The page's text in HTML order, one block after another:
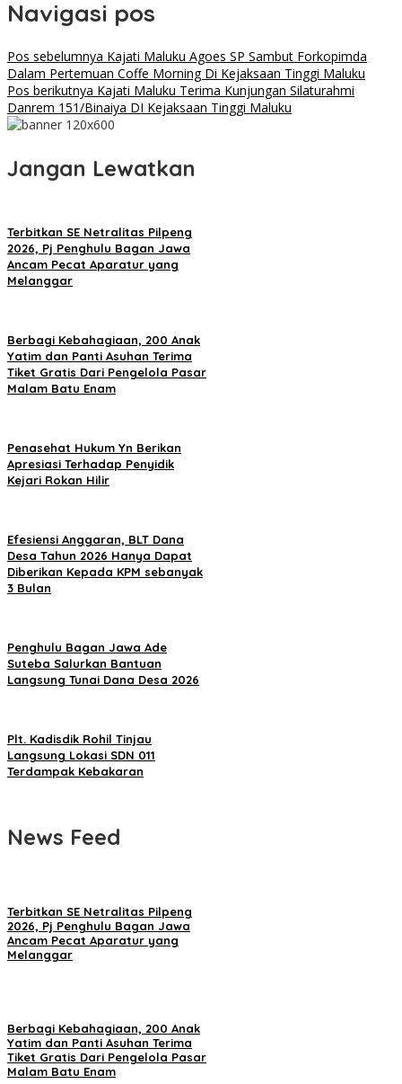
Navigasi pos
Pos sebelumnya Kajati Maluku Agoes SP Sambut Forkopimda
Dalam Pertemuan Coffe Morning Di Kejaksaan Tinggi Maluku
Pos berikutnya Kajati Maluku Terima Kunjungan Silaturahmi
Danrem 151/Binaiya DI Kejaksaan Tinggi Maluku
Jangan Lewatkan
Terbitkan SE Netralitas Pilpeng
2026, Pj Penghulu Bagan Jawa
Ancam Pecat Aparatur yang
Melanggar
Berbagi Kebahagiaan, 200 Anak
Yatim dan Panti Asuhan Terima
Tiket Gratis Dari Pengelola Pasar
Malam Batu Enam
Penasehat Hukum Yn Berikan
Apresiasi Terhadap Penyidik
Kejari Rokan Hilir
Efesiensi Anggaran, BLT Dana
Desa Tahun 2026 Hanya Dapat
Diberikan Kepada KPM sebanyak
3 Bulan
Penghulu Bagan Jawa Ade
Suteba Salurkan Bantuan
Langsung Tunai Dana Desa 2026
Plt. Kadisdik Rohil Tinjau
Langsung Lokasi SDN 011
Terdampak Kebakaran
News Feed
Terbitkan SE Netralitas Pilpeng
2026, Pj Penghulu Bagan Jawa
Ancam Pecat Aparatur yang
Melanggar
Berbagi Kebahagiaan, 200 Anak
Yatim dan Panti Asuhan Terima
Tiket Gratis Dari Pengelola Pasar
Malam Batu Enam